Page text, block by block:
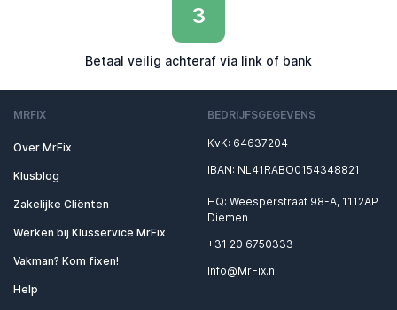
3
Betaal veilig achteraf via link of bank
MRFIX
Over MrFix
Klusblog
Zakelijke Cliënten
Werken bij Klusservice MrFix
Vakman? Kom fixen!
Help
BEDRIJFSGEGEVENS
KvK: 64637204
IBAN: NL41RABO0154348821
HQ: Weesperstraat 98-A, 1112AP
Diemen
+31 20 6750333
Info@MrFix.nl